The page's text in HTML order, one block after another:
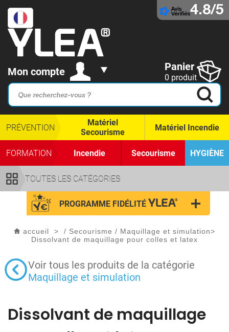
4.8/5
Mon compte Panier
0 produit
TOUTES LES CATÉGORIES
PRÉVENTION
Matériel
Secourisme
Matériel Incendie
FORMATION Incendie Secourisme HYGIÈNE
PROGRAMME FIDÉLITÉ
accueil > / Secourisme / Maquillage et simulation>
Dissolvant de maquillage pour colles et latex
Voir tous les produits de la catégorie
Maquillage et simulation
Dissolvant de maquillage